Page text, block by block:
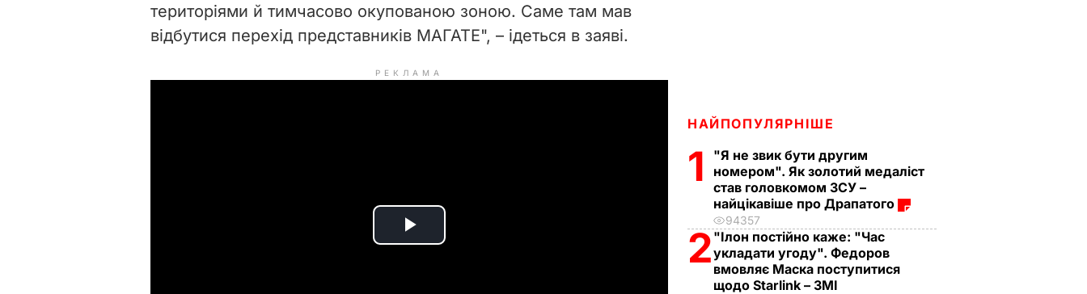
територіями й тимчасово окупованою зоною. Саме там мав
відбутися перехід представників МАГАТЕ", – ідеться в заяві.
РЕКЛАМА
P
НАЙПОПУЛЯРНІШЕ
1
"Я не звик бути другим
номером". Як золотий медаліст
став головкомом ЗСУ –
найцікавіше про Драпатого
94357
2 "Ілон постійно каже: "Час
укладати угоду". Федоров
вмовляє Маска поступитися
щодо Starlink – ЗМІ